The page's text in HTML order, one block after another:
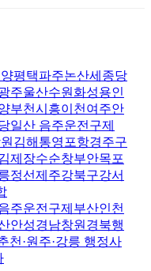
평택파주논산세종당
주울산수원화성용인
부천시흥이천여주안
일산 음주운전구제
김해통영포항경주구
제장수순창부안목포
정선제주강북구강서
주운전구제부산인천
안성경남창원경북행
천·원주·강릉 행정사